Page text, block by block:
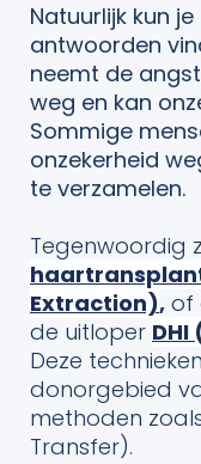
Natuurlijk kun
antwoorden
neemt de
weg en kan
Sommige
onzekerheid
te verzamelen.
Tegenwoordig
Extraction), of
de uitloper
Deze
donorgebied
methoden
Transfer).